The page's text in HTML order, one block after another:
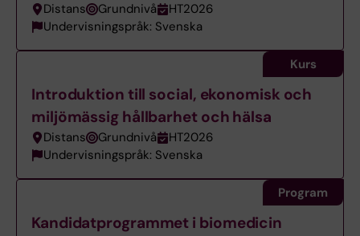
Distans Grundnivå
HT2026
Undervisningspråk: Svenska
Introduktion till social, ekonomisk och
miljömässig hållbarhet och hälsa
Distans Grundnivå
HT2026
Undervisningspråk: Svenska
Kurs
Kandidatprogrammet i biomedicin
Program